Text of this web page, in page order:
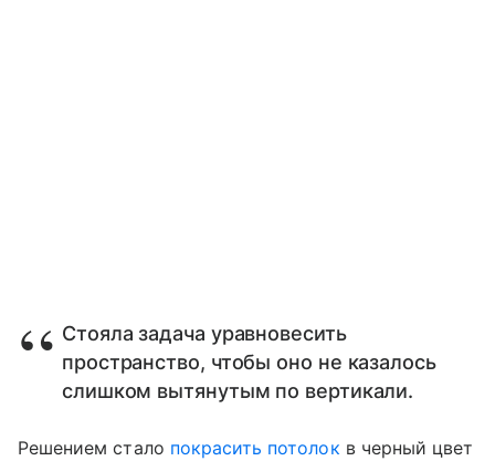
Стояла задача уравновесить
пространство, чтобы оно не казалось
слишком вытянутым по вертикали.
Решением стало покрасить потолок в черный цвет